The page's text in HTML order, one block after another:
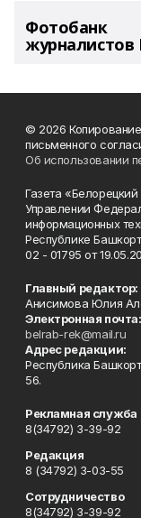
Фотобанк
журналистов
© 2026
письменного
Об использовании
Газета
Управлении
информационных
Республике
02 - 01795 от
Главный редактор:
Анисимова Юлия
Электронная почта:
belrab-rek@mail.ru
Адрес редакции:
Республика
56.
Рекламная служба
8(34792) 3-39-92
Редакция
8 (34792) 3-03-55
Сотрудничество
8(34792) 3-39-92